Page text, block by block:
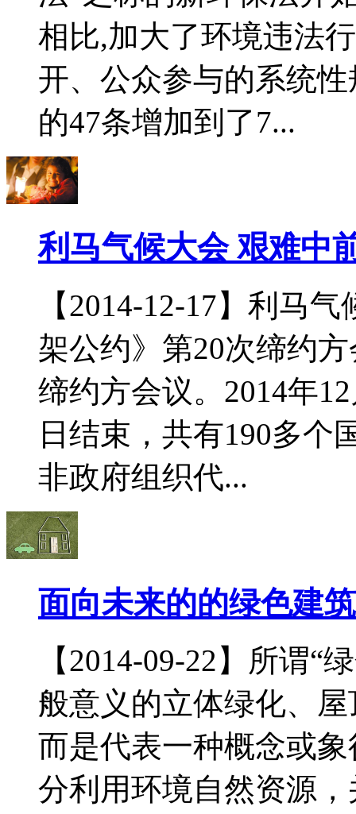
相比,加大了环境违法
开、公众参与的系统
的47条增加到了7...
利马气候大会 艰难中
【2014-12-17】利马
架公约》第20次缔约
缔约方会议。2014年
日结束，共有190多个
非政府组织代...
面向未来的的绿色建筑
【2014-09-22】所谓“
般意义的立体绿化、
而是代表一种概念或
分利用环境自然资源